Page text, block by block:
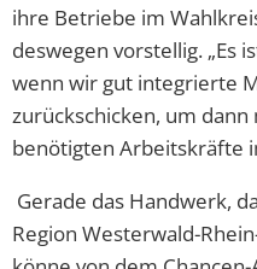
ihre Betriebe im
deswegen vorstellig. „Es
wenn wir gut integrierte
zurückschicken, um
benötigten Arbeitskräfte
Gerade das Handwerk,
Region Westerwald-